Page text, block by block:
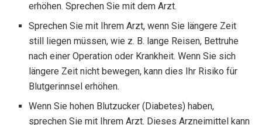
erhöhen. Sprechen Sie mit dem Arzt.
Sprechen Sie mit Ihrem Arzt, wenn Sie längere Zeit
still liegen müssen, wie z. B. lange Reisen, Bettruhe
nach einer Operation oder Krankheit. Wenn Sie sich
längere Zeit nicht bewegen, kann dies Ihr Risiko für
Blutgerinnsel erhöhen.
Wenn Sie hohen Blutzucker (Diabetes) haben,
sprechen Sie mit Ihrem Arzt. Dieses Arzneimittel kann